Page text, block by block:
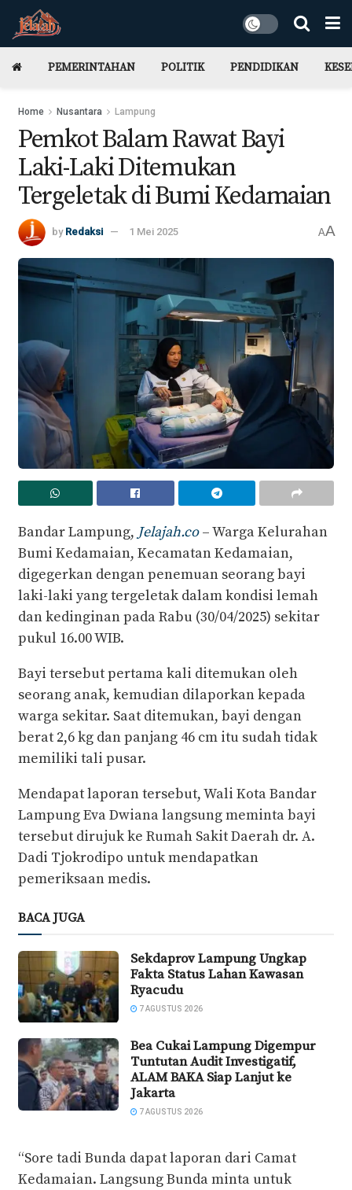
PEMERINTAHAN POLITIK PENDIDIKAN
Home Nusantara Lampung
Pemkot Balam Rawat Bayi
Laki-Laki Ditemukan
Tergeletak di Bumi Kedamaian
by Redaksi 1 Mei 2025 AA
Bandar Lampung, Jelajah.co– Warga Kelurahan
Bumi Kedamaian, Kecamatan Kedamaian,
digegerkan dengan penemuan seorang bayi
laki-laki yang tergeletak dalam kondisi lemah
dan kedinginan pada Rabu (30/04/2025) sekitar
pukul 16.00 WIB.
Bayi tersebut pertama kali ditemukan oleh
seorang anak, kemudian dilaporkan kepada
warga sekitar. Saat ditemukan, bayi dengan
berat 2,6 kg dan panjang 46 cm itu sudah tidak
memiliki tali pusar.
Mendapat laporan tersebut, Wali Kota Bandar
Lampung Eva Dwiana langsung meminta bayi
tersebut dirujuk ke Rumah Sakit Daerah dr. A.
Dadi Tjokrodipo untuk mendapatkan
pemeriksaan medis.
BACA JUGA
Sekdaprov Lampung Ungkap
Fakta Status Lahan Kawasan
Ryacudu
7 AGUSTUS 2026
Bea Cukai Lampung Digempur
Tuntutan Audit Investigatif,
ALAM BAKA Siap Lanjut ke
Jakarta
7 AGUSTUS 2026
“Sore tadi Bunda dapat laporan dari Camat
Kedamaian. Langsung Bunda minta untuk